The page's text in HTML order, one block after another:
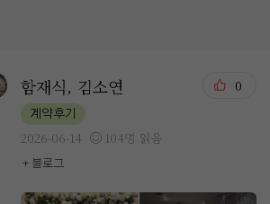
함재식, 김소연
계약후기
2026-06-14 104명 읽음
+ 블로그
0